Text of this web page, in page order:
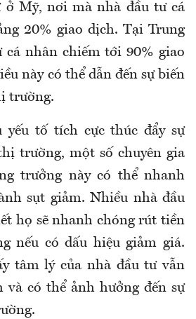
ở Mỹ, nơi mà nhà đầu tư cá
20% giao dịch. Tại Trung
cá nhân chiếm tới 90% giao
này có thể dẫn đến sự biến
trường.
yếu tố tích cực thúc đẩy sự
trường, một số chuyên gia
trưởng này có thể nhanh
sụt giảm. Nhiều nhà đầu
họ sẽ nhanh chóng rút tiền
nếu có dấu hiệu giảm giá.
tâm lý của nhà đầu tư vẫn
và có thể ảnh hưởng đến sự